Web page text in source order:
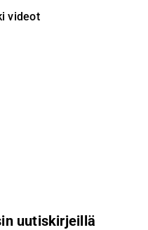
videot
uutiskirjeillä